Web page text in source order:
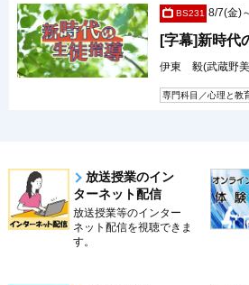
BS231 8/7(金)
[字幕]新時代
伊東 毅(武蔵野
専門科目／心理と教
放送授業のイン
ターネット配信
放送授業等のインター
ネット配信を視聴できま
す。